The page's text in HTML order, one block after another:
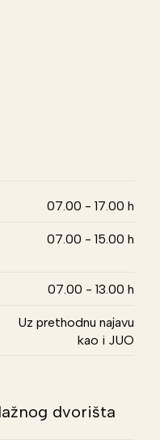
07.00 - 17.00 h
07.00 - 15.00 h
07.00 - 13.00 h
Uz prethodnu najavu
kao i JUO
dvorišta